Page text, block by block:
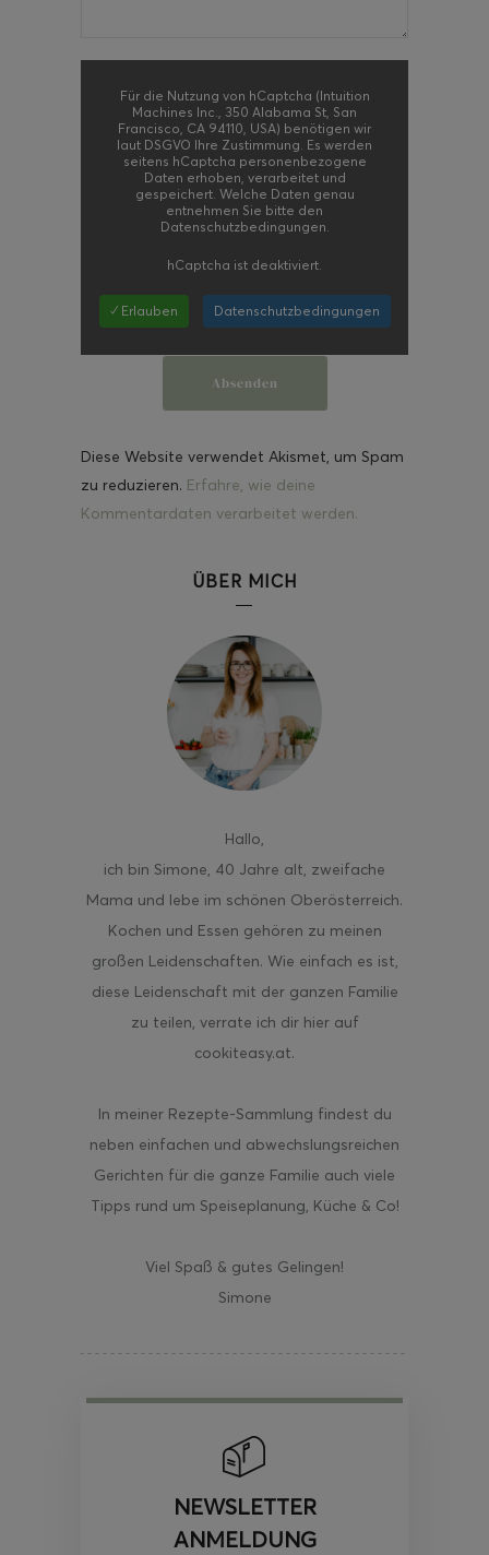
Für die Nutzung von hCaptcha (Intuition
Machines Inc., 350 Alabama St, San
Francisco, CA 94110, USA) benötigen wir
laut DSGVO Ihre Zustimmung. Es werden
seitens hCaptcha personenbezogene
Daten erhoben, verarbeitet und
gespeichert. Welche Daten genau
entnehmen Sie bitte den
Datenschutzbedingungen.
hCaptcha ist deaktiviert.
✓ Erlauben Datenschutzbedingungen
Diese Website verwendet Akismet, um Spam
zu reduzieren. Erfahre, wie deine
Kommentardaten verarbeitet werden.
ÜBER MICH
Hallo,
ich bin Simone, 40 Jahre alt, zweifache
Mama und lebe im schönen Oberösterreich.
Kochen und Essen gehören zu meinen
großen Leidenschaften. Wie einfach es ist,
diese Leidenschaft mit der ganzen Familie
zu teilen, verrate ich dir hier auf
cookiteasy.at.
In meiner Rezepte-Sammlung findest du
neben einfachen und abwechslungsreichen
Gerichten für die ganze Familie auch viele
Tipps rund um Speiseplanung, Küche & Co!
Viel Spaß & gutes Gelingen!
Simone
NEWSLETTER
ANMELDUNG